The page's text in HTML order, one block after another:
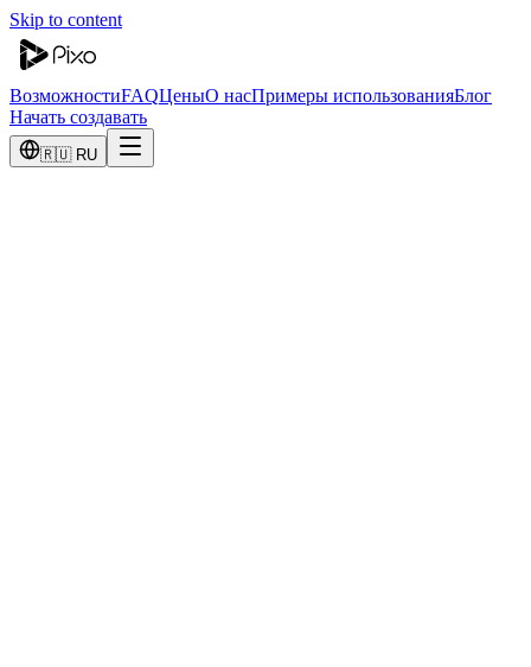
Skip to content
ВозможностиFAQЦеныО насПримеры использованияБлог
Начать создавать
🇷🇺 RU